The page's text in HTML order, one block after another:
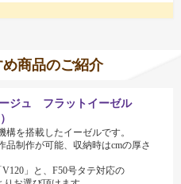
め商品のご紹介
ジュ フラットイーゼル
構を搭載したイーゼルです。
品制作が可能、収納時はcmの厚さ
」と、F50号タテ対応の